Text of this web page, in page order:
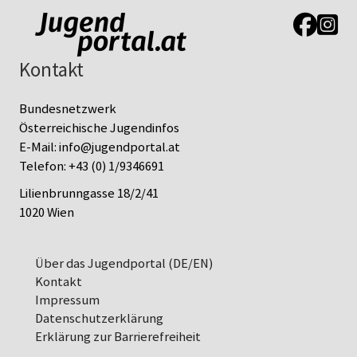
Link zur
Link
Kontakt
Bundesnetzwerk
Österreichische Jugendinfos
E-Mail:info@jugendportal.at
Telefon:+43 (0) 1/9346691
Lilienbrunngasse 18/2/41
1020 Wien
Über das Jugendportal (DE/EN)
Kontakt
Impressum
Datenschutz­erklärung
Erklärung zur Barrierefreiheit